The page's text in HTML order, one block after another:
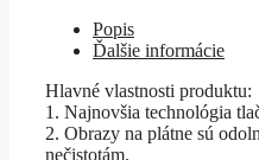
Popis
Ďalšie informácie
Hlavné vlastnosti produktu:
1. Najnovšia technológia
2. Obrazy na plátne sú
nečistotám.